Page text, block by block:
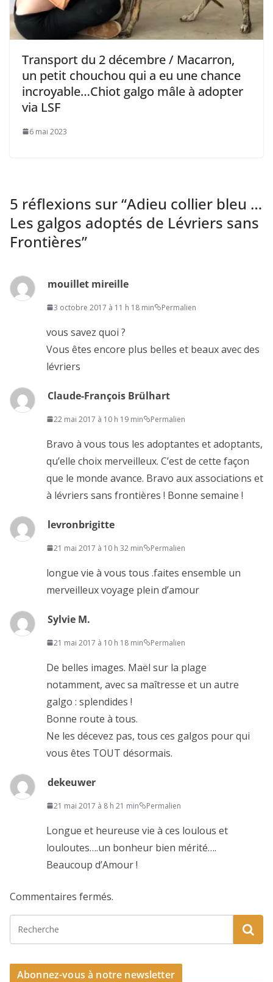
Transport du 2 décembre / Macarron,
un petit chouchou qui a eu une chance
incroyable…Chiot galgo mâle à adopter
via LSF
6 mai 2023
5 réflexions sur “Adieu collier bleu …
Les galgos adoptés de Lévriers sans
Frontières”
mouillet mireille
3 octobre 2017 à 11 h 18 min Permalien
vous savez quoi ?
Vous êtes encore plus belles et beaux avec des
lévriers
Claude-François Brülhart
22 mai 2017 à 10 h 19 min Permalien
Bravo à vous tous les adoptantes et adoptants,
qu’elle choix merveilleux. C’est de cette façon
que le monde avance. Bravo aux associations et
à lévriers sans frontières ! Bonne semaine !
levronbrigitte
21 mai 2017 à 10 h 32 min Permalien
longue vie à vous tous .faites ensemble un
merveilleux voyage plein d’amour
Sylvie M.
21 mai 2017 à 10 h 18 min Permalien
De belles images. Maël sur la plage
notamment, avec sa maîtresse et un autre
galgo : splendides !
Bonne route à tous.
Ne les décevez pas, tous ces galgos pour qui
vous êtes TOUT désormais.
dekeuwer
21 mai 2017 à 8 h 21 min Permalien
Longue et heureuse vie à ces loulous et
louloutes….un bonheur bien mérité….
Beaucoup d’Amour !
Commentaires fermés.
Abonnez-vous à notre newsletter